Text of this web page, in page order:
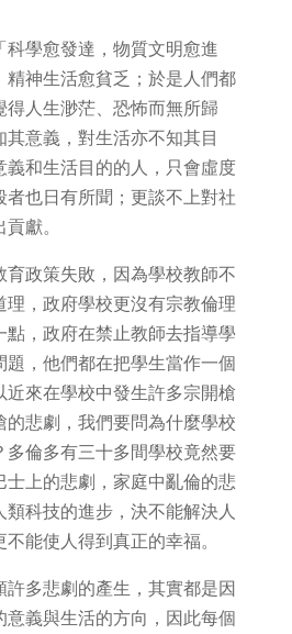
學愈發達，物質文明愈進
精神生活愈貧乏；於是人們都
得人生渺茫、恐怖而無所歸
意義，對生活亦不知其目
義和生活目的的人，只會虛度
也日有所聞；更談不上對社
獻。
政策失敗，因為學校教師不
，政府學校更沒有宗教倫理
，政府在禁止教師去指導學
，他們都在把學生當作一個
來在學校中發生許多宗開槍
悲劇，我們要問為什麼學校
倫多有三十多間學校竟然要
上的悲劇，家庭中亂倫的悲
科技的進步，決不能解決人
能使人得到真正的幸福。
多悲劇的產生，其實都是因
義與生活的方向，因此每個